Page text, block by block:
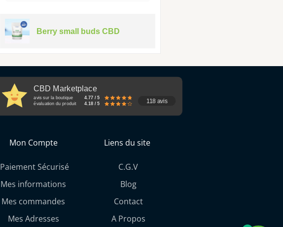
Berry small buds CBD
CBD Marketplace
avis sur la boutique
4.77 / 5
évaluation du produit
4.18 / 5 118 avis
Mon Compte
Paiement Sécurisé
Mes informations
Mes commandes
Mes Adresses
Liens du site
C.G.V
Blog
Contact
A Propos